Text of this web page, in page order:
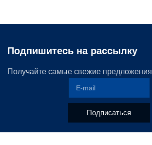
Подпишитесь на рассылку
Получайте самые свежие предложения
Подписаться